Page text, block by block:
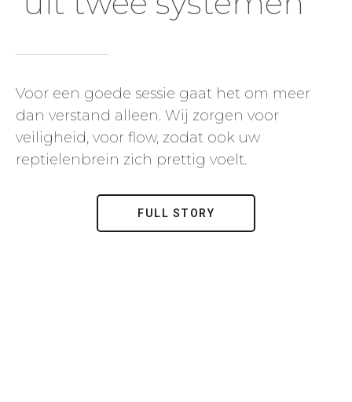
Voor een goede sessie gaat het om meer
dan verstand alleen. Wij zorgen voor
veiligheid, voor flow, zodat ook uw
reptielenbrein zich prettig voelt.
FULL STORY